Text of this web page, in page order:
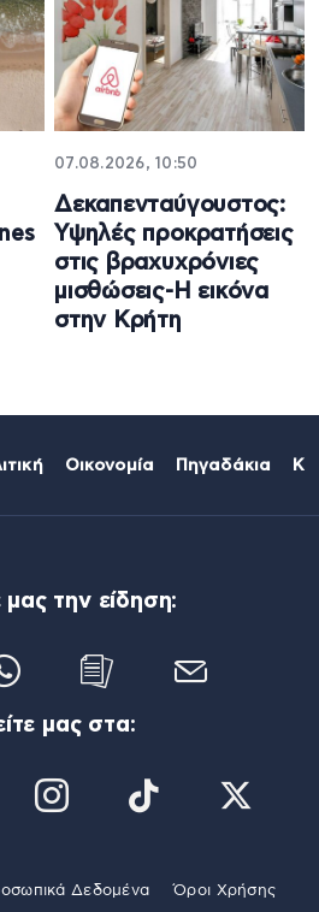
07.08.2026, 10:50
Δεκαπενταύγουστος:
Υψηλές προκρατήσεις
στις βραχυχρόνιες
μισθώσεις-Η εικόνα
στην Κρήτη
Οικονομία Πηγαδάκια
μας την είδηση:
μας στα:
Δεδομένα Όροι Χρήσης